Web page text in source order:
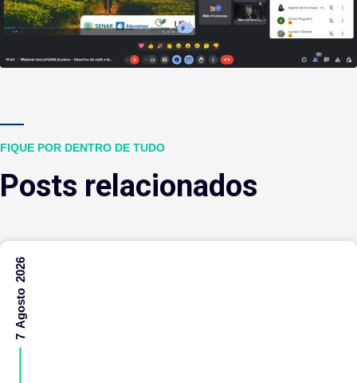
FIQUE POR DENTRO DE TUDO
Posts relacionados
7 Agosto 2026